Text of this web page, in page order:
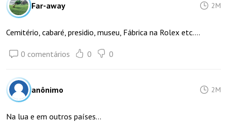
Far-away 2M
Cemitério, cabaré, presidio, museu, Fábrica na Rolex etc....
0 comentários 0 0
anônimo 2M
Na lua e em outros países...